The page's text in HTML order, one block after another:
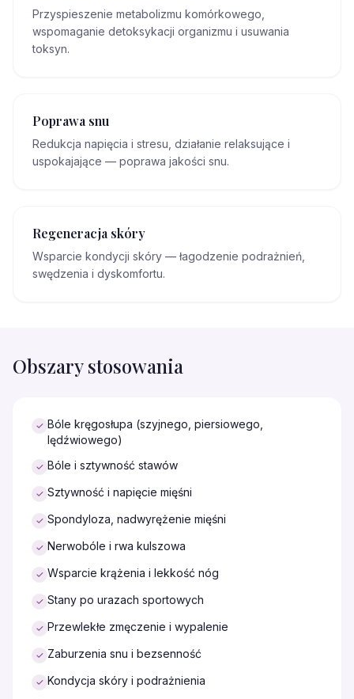
Przyspieszenie metabolizmu komórkowego,
wspomaganie detoksykacji organizmu i usuwania
toksyn.
Poprawa snu
Redukcja napięcia i stresu, działanie relaksujące i
uspokajające — poprawa jakości snu.
Regeneracja skóry
Wsparcie kondycji skóry — łagodzenie podrażnień,
swędzenia i dyskomfortu.
Obszary stosowania
✓ Bóle kręgosłupa (szyjnego, piersiowego,
lędźwiowego)
✓ Bóle i sztywność stawów
✓ Sztywność i napięcie mięśni
✓ Spondyloza, nadwyrężenie mięśni
✓ Nerwobóle i rwa kulszowa
✓ Wsparcie krążenia i lekkość nóg
✓ Stany po urazach sportowych
✓ Przewlekłe zmęczenie i wypalenie
✓ Zaburzenia snu i bezsenność
✓ Kondycja skóry i podrażnienia